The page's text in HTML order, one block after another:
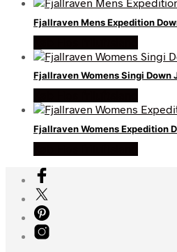
Fjallraven Mens Expedition
Fjallraven Womens Singi Down
Fjallraven Womens Expedition